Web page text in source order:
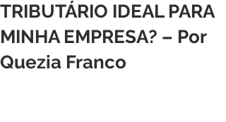
TRIBUTÁRIO IDEAL PARA
MINHA EMPRESA? – Por
Quezia Franco